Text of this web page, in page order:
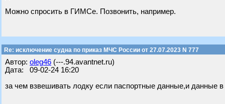
Можно спросить в ГИМСе. Позвонить, например.
Re: исключение судна по приказ МЧС России от 27.07.2023 N 777
Автор: oleg46 (---.94.avantnet.ru)
Дата: 09-02-24 16:20
за чем взвешивать лодку если паспортные данные,и данные